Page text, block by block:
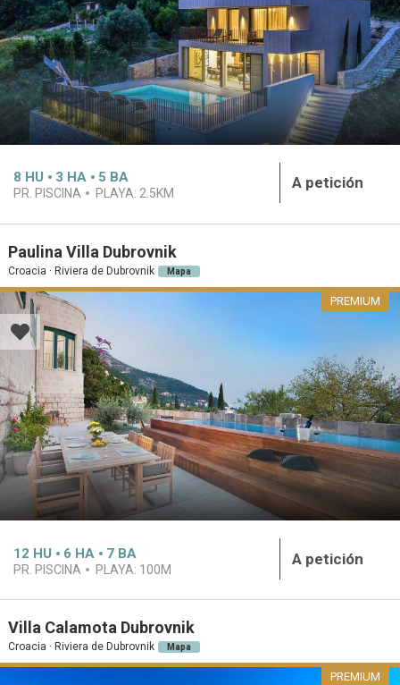
8 HU 3 HA 5 BA
PR. PISCINA PLAYA: 2.5KM
A petición
Paulina Villa Dubrovnik
Croacia · Riviera de Dubrovnik Mapa
PREMIUM
12 HU 6 HA 7 BA
PR. PISCINA PLAYA: 100M
A petición
Villa Calamota Dubrovnik
Croacia · Riviera de Dubrovnik Mapa
PREMIUM